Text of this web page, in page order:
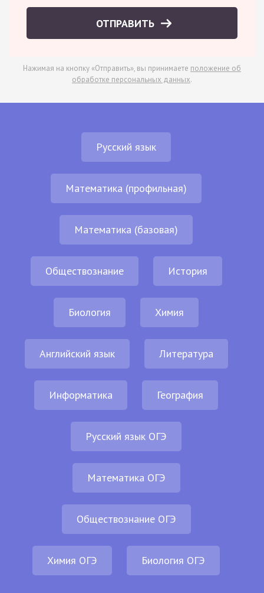
ОТПРАВИТЬ
Нажимая на кнопку «Отправить», вы принимаете положение об
обработке персональных данных.
Русский язык
Математика (профильная)
Математика (базовая)
Обществознание История
Биология Химия
Английский язык Литература
Информатика География
Русский язык ОГЭ
Математика ОГЭ
Обществознание ОГЭ
Химия ОГЭ Биология ОГЭ